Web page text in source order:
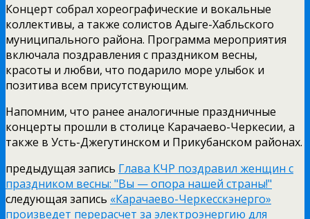
Концерт собрал хореографические и вокальные
коллективы, а также солистов Адыге-Хабльского
муниципального района. Программа мероприятия
включала поздравления с праздником весны,
красоты и любви, что подарило море улыбок и
позитива всем присутствующим.
Напомним, что ранее аналогичные праздничные
концерты прошли в столице Карачаево-Черкесии, а
также в Усть-Джегутинском и Прикубанском районах.
предыдущая запись Глава КЧР поздравил женщин с
праздником весны: "Вы — опора нашей страны!"
следующая запись «Карачаево-Черкесскэнерго»
произведет перерасчет за электроэнергию для